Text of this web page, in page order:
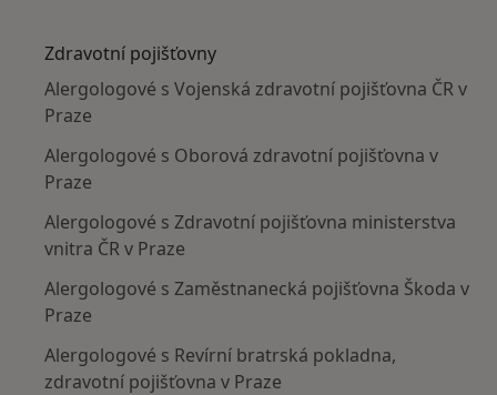
Zdravotní pojišťovny
Alergologové s Vojenská zdravotní pojišťovna ČR v
Praze
Alergologové s Oborová zdravotní pojišťovna v
Praze
Alergologové s Zdravotní pojišťovna ministerstva
vnitra ČR v Praze
Alergologové s Zaměstnanecká pojišťovna Škoda v
Praze
Alergologové s Revírní bratrská pokladna,
zdravotní pojišťovna v Praze